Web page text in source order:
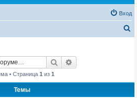
Вход
Поиск
• Страница 1 из 1
Темы